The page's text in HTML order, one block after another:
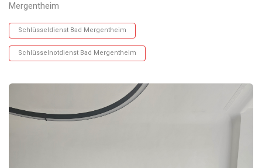
Mergentheim
Schlüsseldienst Bad Mergentheim
Schlüsselnotdienst Bad Mergentheim